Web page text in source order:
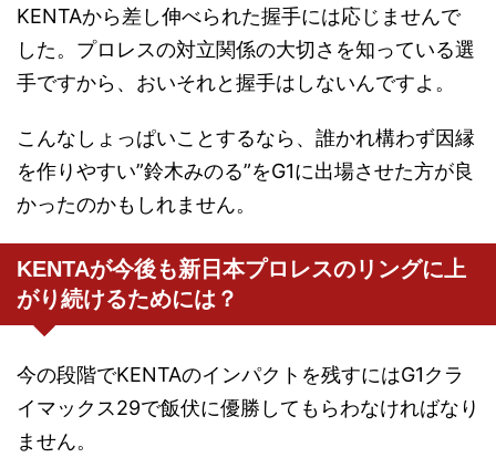
KENTAから差し伸べられた握手には応じませんで
した。プロレスの対立関係の大切さを知っている選
手ですから、おいそれと握手はしないんですよ。
こんなしょっぱいことするなら、誰かれ構わず因縁
を作りやすい”鈴木みのる”をG1に出場させた方が良
かったのかもしれません。
KENTAが今後も新日本プロレスのリングに上
がり続けるためには？
今の段階でKENTAのインパクトを残すにはG1クラ
イマックス29で飯伏に優勝してもらわなければなり
ません。